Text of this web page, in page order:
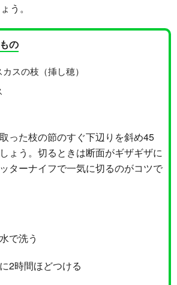
う。
の
スの枝（挿し穂）
った枝の節のすぐ下辺りを斜め45
ょう。切るときは断面がギザギザに
ターナイフで一気に切るのがコツで
で洗う
2時間ほどつける